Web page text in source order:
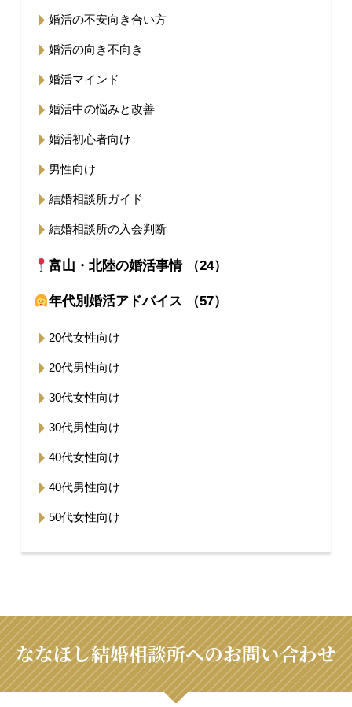
婚活の不安向き合い方
婚活の向き不向き
婚活マインド
婚活中の悩みと改善
婚活初心者向け
男性向け
結婚相談所ガイド
結婚相談所の入会判断
富山・北陸の婚活事情 （24）
年代別婚活アドバイス （57）
20代女性向け
20代男性向け
30代女性向け
30代男性向け
40代女性向け
40代男性向け
50代女性向け
ななほし結婚相談所へのお問い合わせ